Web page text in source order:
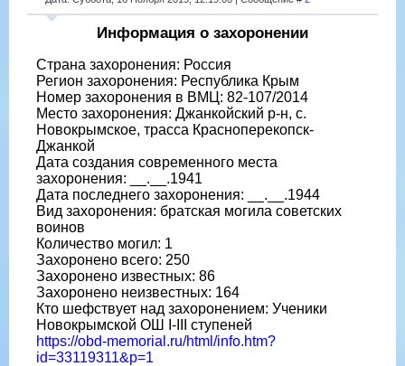
Информация о захоронении
Страна захоронения: Россия
Регион захоронения: Республика Крым
Номер захоронения в ВМЦ: 82-107/2014
Место захоронения: Джанкойский р-н, с.
Новокрымское, трасса Красноперекопск-
Джанкой
Дата создания современного места
захоронения: __.__.1941
Дата последнего захоронения: __.__.1944
Вид захоронения: братская могила советских
воинов
Количество могил: 1
Захоронено всего: 250
Захоронено известных: 86
Захоронено неизвестных: 164
Кто шефствует над захоронением: Ученики
Новокрымской ОШ I-III ступеней
https://obd-memorial.ru/html/info.htm?
id=33119311&p=1